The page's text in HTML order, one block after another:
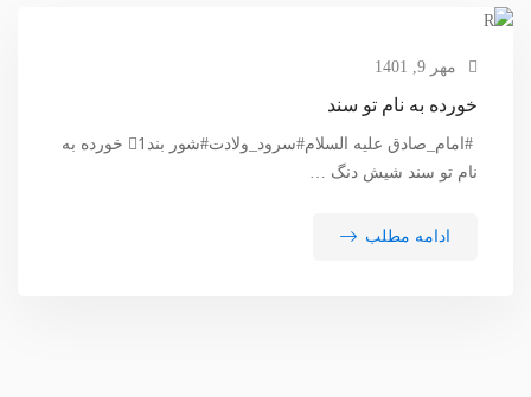
مهر 9, 1401
خورده به نام تو سند
#امام_صادق علیه السلام#سرود_ولادت#شور بند1⃣ خورده به
نام تو سند شیش دنگ …
ادامه مطلب